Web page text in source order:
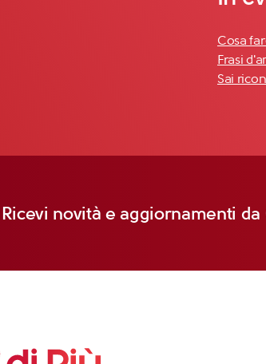
Cosa
Frasi
Sai
novità e aggiornamenti da